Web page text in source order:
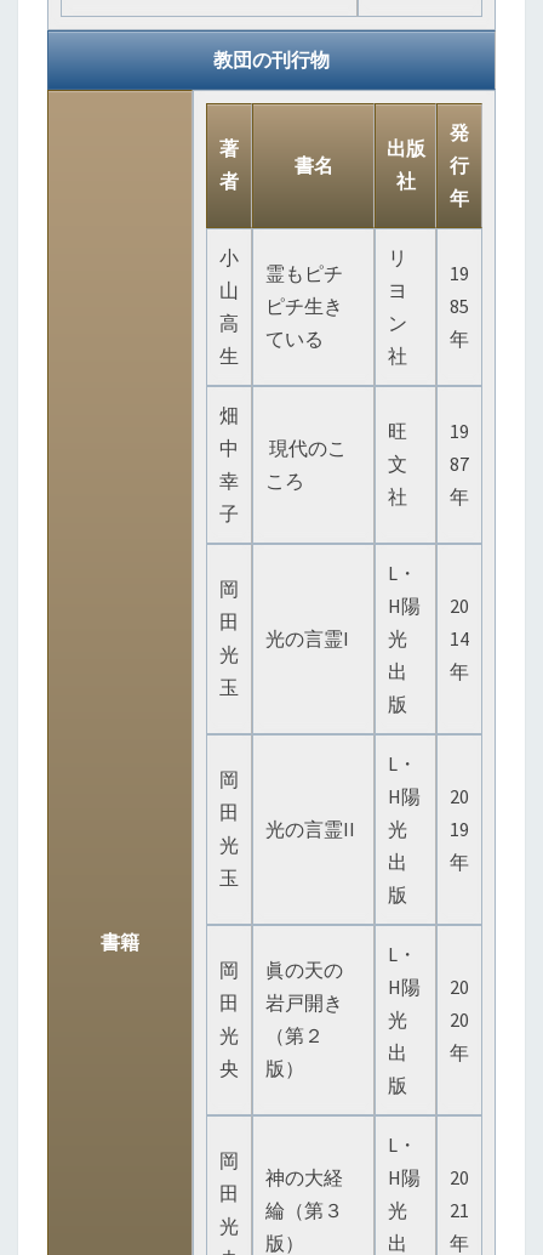
教団の刊行物
書籍
著
者
書名
出版
社
発
行
年
小
山
高
生
霊もピチ
ピチ生き
ている
リ
ヨ
ン
社
19
85
年
畑
中
幸
子
現代のこ
ころ
旺
文
社
19
87
年
岡
田
光
玉
光の言霊I
L・
H陽
光
出
版
20
14
年
岡
田
光
玉
光の言霊II
L・
H陽
光
出
版
20
19
年
岡
田
光
央
眞の天の
岩戸開き
（第２
版）
L・
H陽
光
出
版
20
20
年
岡
田
光
神の大経
綸（第３
版）
L・
H陽
光
出
20
21
年